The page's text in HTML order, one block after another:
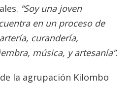
“Soy una joven
en un proceso de
curandería,
música, y artesanía”.
la agrupación Kilombo